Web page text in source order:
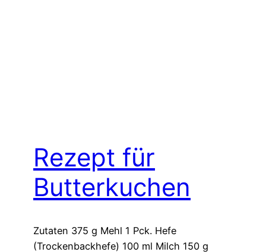
Rezept für
Butterkuchen
Zutaten 375 g Mehl 1 Pck. Hefe
(Trockenbackhefe) 100 ml Milch 150 g